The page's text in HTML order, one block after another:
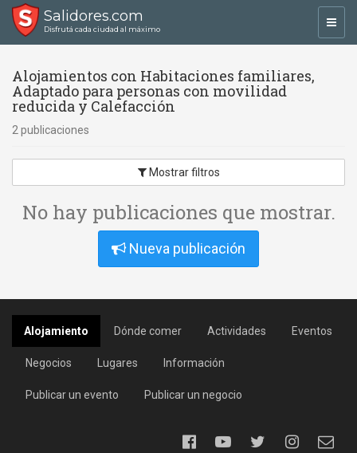
Salidores.com
Disfrutá cada ciudad al máximo
Alojamientos con Habitaciones familiares,
Adaptado para personas con movilidad
reducida y Calefacción
2 publicaciones
Mostrar filtros
No hay publicaciones que mostrar.
Nueva publicación
Alojamiento Dónde comer Actividades Eventos
Negocios Lugares Información
Publicar un evento Publicar un negocio